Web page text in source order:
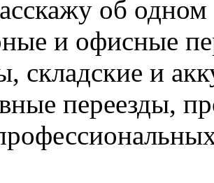
об
и офисные
складские и
переезды,